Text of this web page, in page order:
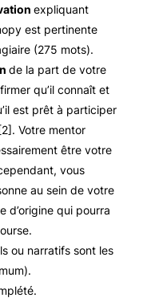
expliquant
est pertinente
(275 mots).
de la part de votre
qu’il connaît et
est prêt à participer
Votre mentor
être votre
vous
au sein de votre
d’origine qui pourra
ou narratifs sont les